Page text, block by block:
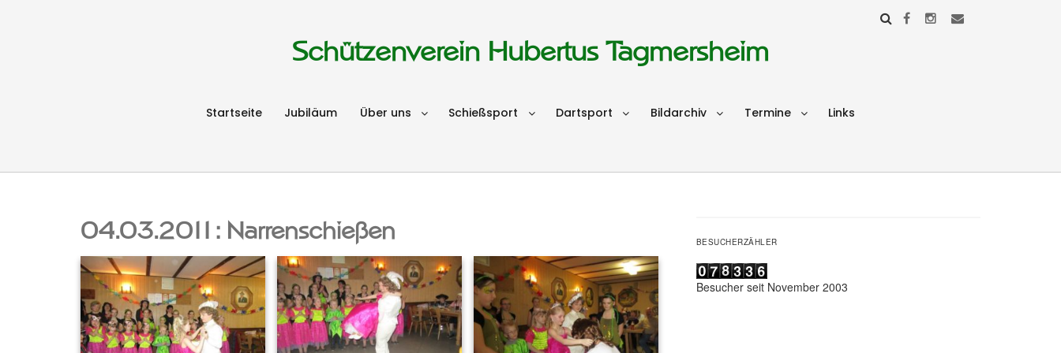
Schützenverein Hubertus Tagmersheim
Startseite Jubiläum Über uns Schießsport Dartsport Bildarchiv Termine Links
04.03.2011: Narrenschießen BESUCHERZÄHLER
Besucher seit November 2003